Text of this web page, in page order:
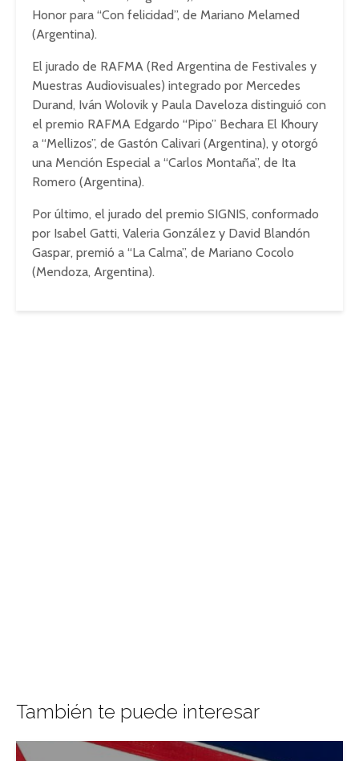
Honor para “Con felicidad”, de Mariano Melamed
(Argentina).
El jurado de RAFMA (Red Argentina de Festivales y
Muestras Audiovisuales) integrado por Mercedes
Durand, Iván Wolovik y Paula Daveloza distinguió con
el premio RAFMA Edgardo “Pipo” Bechara El Khoury
a “Mellizos”, de Gastón Calivari (Argentina), y otorgó
una Mención Especial a “Carlos Montaña”, de Ita
Romero (Argentina).
Por último, el jurado del premio SIGNIS, conformado
por Isabel Gatti, Valeria González y David Blandón
Gaspar, premió a “La Calma”, de Mariano Cocolo
(Mendoza, Argentina).
También te puede interesar